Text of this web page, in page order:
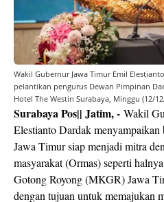
Wakil Gubernur Jawa Timur Emil
pelantikan pengurus Dewan Pimpinan
Hotel The Westin Surabaya, Minggu (12/
Surabaya Pos|| Jatim, - Wakil
Elestianto Dardak
Jawa Timur siap menjadi mitra
masyarakat (Ormas) seperti
Gotong Royong (MKGR) Jawa
dengan tujuan untuk memajukan